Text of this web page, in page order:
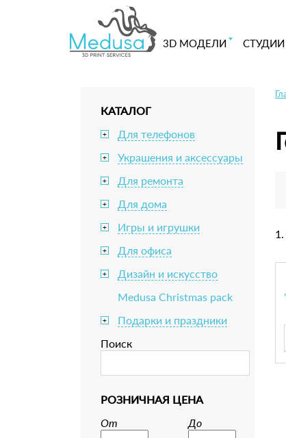
3D МОДЕЛИ СТУДИИ
КАТАЛОГ
+ Для телефонов
+ Украшения и аксессуары
+ Для ремонта
+ Для дома
+ Игры и игрушки
+ Для офиса
+
Дизайн и искусство
Medusa Christmas pack
+
Подарки и праздники
Поиск
РОЗНИЧНАЯ ЦЕНА
От
До